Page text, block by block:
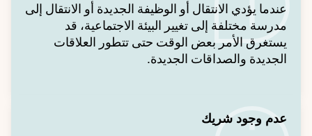
عندما يؤدي الانتقال أو الوظيفة الجديدة أو الانتقال إلى
مدرسة مختلفة إلى تغيير البيئة الاجتماعية، قد
يستغرق الأمر بعض الوقت حتى تتطور العلاقات
الجديدة والصداقات الجديدة.
عدم وجود شريك